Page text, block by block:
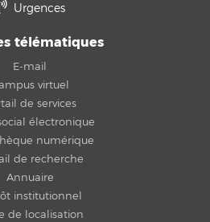
Urgences
télématiques
E-mail
virtuel
de services
électronique
numérique
de recherche
Annuaire
institutionnel
de localisation